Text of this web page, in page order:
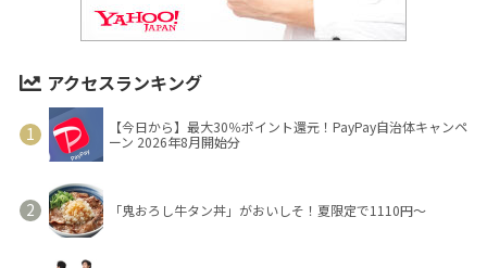
アクセスランキング
【今日から】最大30％ポイント還元！PayPay自治体キャンペ
ーン 2026年8月開始分
「鬼おろし牛タン丼」がおいしそ！夏限定で1110円～